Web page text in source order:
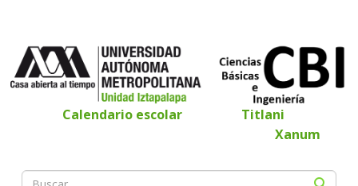
Calendario escolar
Titlani
Xanum